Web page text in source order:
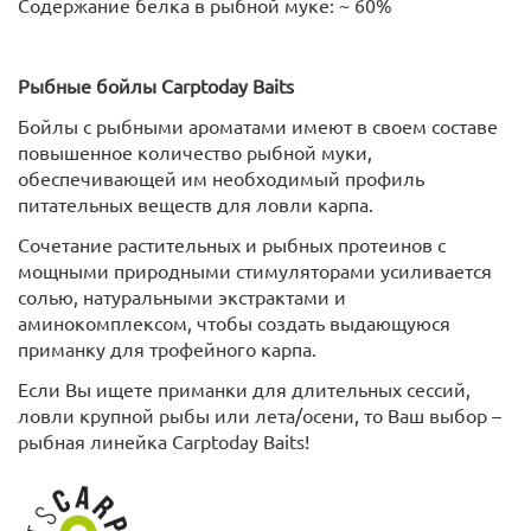
Содержание белка в рыбной муке: ~ 60%
Рыбные бойлы Carptoday Baits
Бойлы с рыбными ароматами имеют в своем составе
повышенное количество рыбной муки,
обеспечивающей им необходимый профиль
питательных веществ для ловли карпа.
Сочетание растительных и рыбных протеинов с
мощными природными стимуляторами усиливается
солью, натуральными экстрактами и
аминокомплексом, чтобы создать выдающуюся
приманку для трофейного карпа.
Если Вы ищете приманки для длительных сессий,
ловли крупной рыбы или лета/осени, то Ваш выбор –
рыбная линейка Carptoday Baits!